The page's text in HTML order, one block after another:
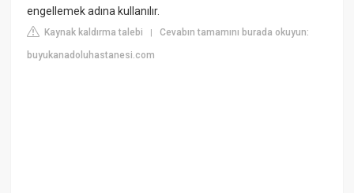
engellemek adına kullanılır.
Kaynak kaldırma talebi |Cevabın tamamını burada okuyun:
buyukanadoluhastanesi.com